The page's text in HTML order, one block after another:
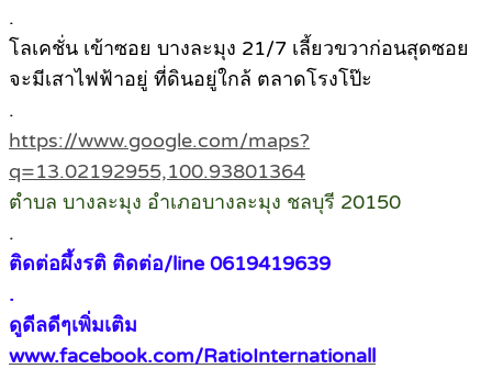
.
โลเคชั่น เข้าซอย บางละมุง 21/7 เลี้ยวขวาก่อนสุดซอย
จะมีเสาไฟฟ้าอยู่ ที่ดินอยู่ใกล้ ตลาดโรงโป๊ะ
.
https://www.google.com/maps?
q=13.02192955,100.93801364
ตำบล บางละมุง อำเภอบางละมุง ชลบุรี 20150
.
ติดต่อผึ้งรติ ติดต่อ/line 0619419639
.
ดูดีลดีๆเพิ่มเติม
www.facebook.com/RatioInternationall